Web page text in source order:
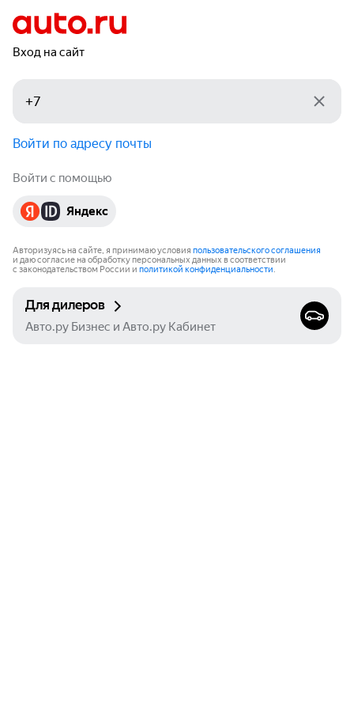
Вход на сайт
Войти по адресу почты
Войти с помощью
Яндекс
Авторизуясь на сайте, я принимаю условия пользовательского соглашения
и даю согласие на обработку персональных данных в соответствии
с законодательством России и политикой конфиденциальности.
Для дилеров
Авто.ру Бизнес и Авто.ру Кабинет